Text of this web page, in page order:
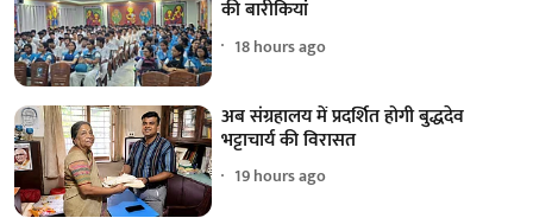
की बारीकियां
18 hours ago
अब संग्रहालय में प्रदर्शित होगी बुद्धदेव
भट्टाचार्य की विरासत
19 hours ago